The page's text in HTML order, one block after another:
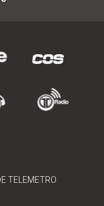
TELEMETRO